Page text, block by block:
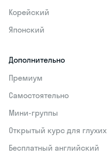
Корейский
Японский
Дополнительно
Премиум
Самостоятельно
Мини-группы
Открытый курс для глухих
Бесплатный английский